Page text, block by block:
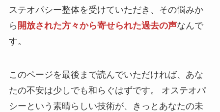
ステオパシー整体を受けていただき、その悩みか
ら 開放された方々から寄せられた過去の声なんで
す。
このページを最後まで読んでいただければ、あな
たの不安は少しでも和らぐはずです。 オステオパ
シーという素晴らしい技術が、きっとあなたの未